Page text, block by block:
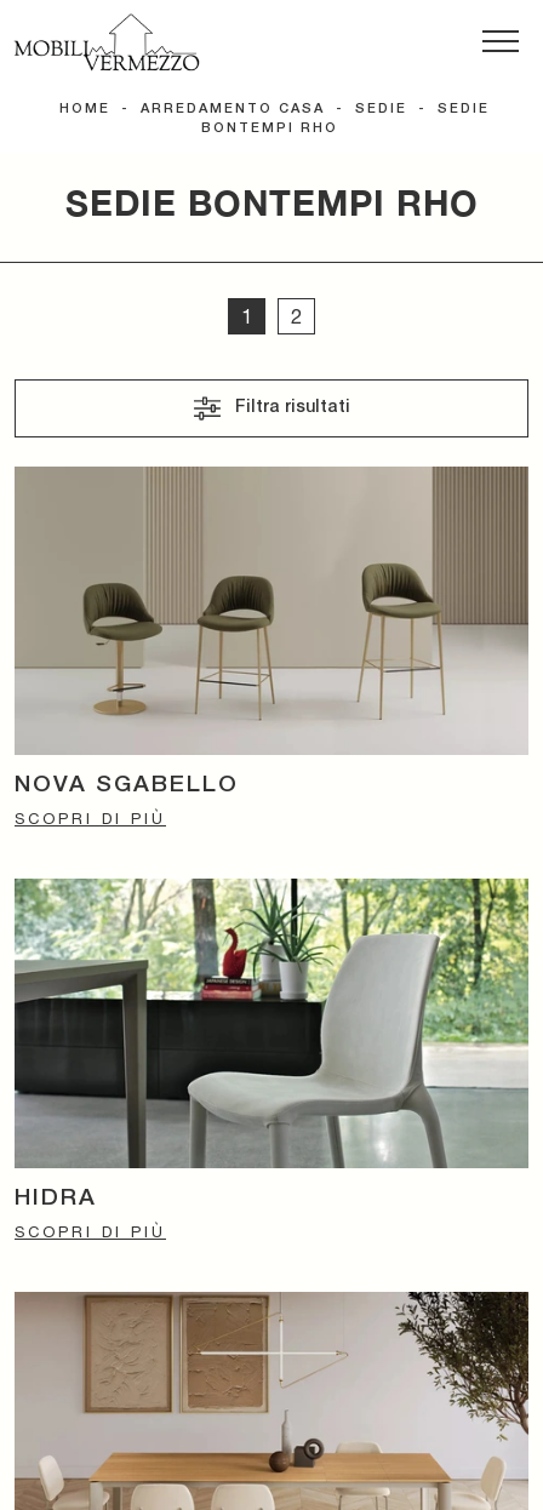
HOME - ARREDAMENTO CASA - SEDIE -
SEDIE
BONTEMPI RHO
SEDIE BONTEMPI RHO
1 2
Filtra risultati
NOVA SGABELLO
SCOPRI DI PIÙ
HIDRA
SCOPRI DI PIÙ